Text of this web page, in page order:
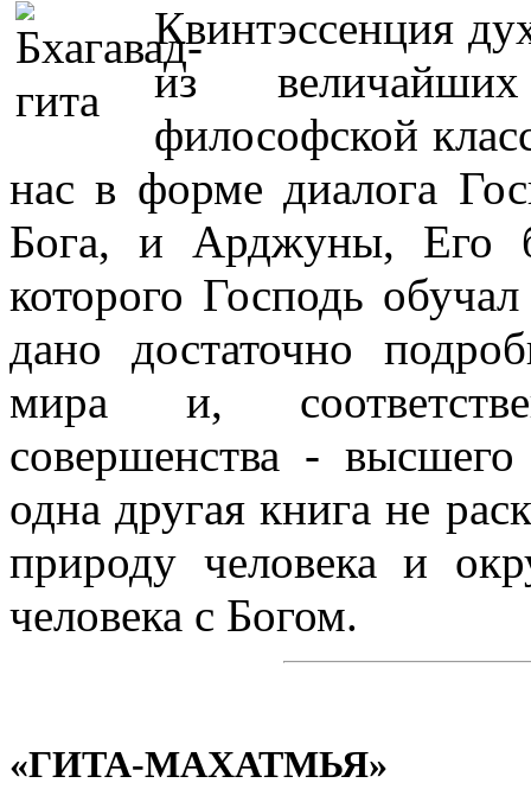
Квинтэссенция
из
философской
нас в форме диалога
Бога, и Арджуны, Его
которого Господь
дано достаточно
мира и,
совершенства -
одна другая книга не
природу человека и
человека с Богом.
«ГИТА-МАХАТМЬЯ»